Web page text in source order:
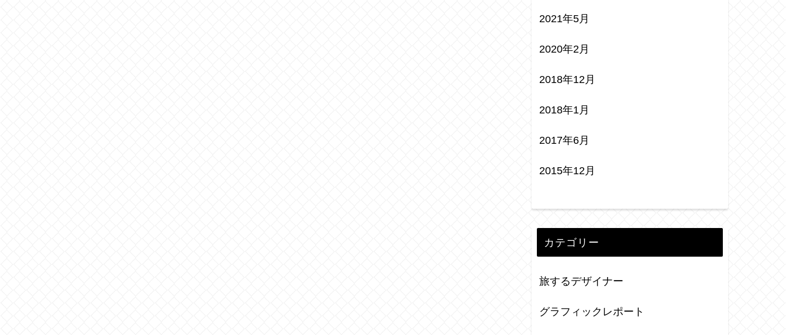
2021年5月
2020年2月
2018年12月
2018年1月
2017年6月
2015年12月
カテゴリー
旅するデザイナー
グラフィックレポート